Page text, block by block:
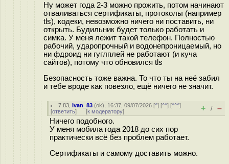
Ну может года 2-3 можно прожить, потом начинают
отваливаться сертификаты, протоколы (например
tls), кодеки, невозможно ничего ни поставить, ни
открыть. Будильник будет только работать и
симка. У меня лежит такой телефон. Полностью
рабочий, ударопрочный и водонепроницаемый, но
ни фдроид ни гуглплей не работают (и куча
сайтов), потому что обновился tls
Безопасность тоже важна. То что ты на неё забил
и тебе вроде как повезло, ещё ничего не значит.
7.83 ,Ivan_83 (ok), 16:37, 09/07/2026 [^] [^^] [^^^]
[ответить] [к модератору] + / –
Ничего подобного.
У меня мобила года 2018 до сих пор
практически всё без проблем работает.
Сертификаты и самому доставить можно.